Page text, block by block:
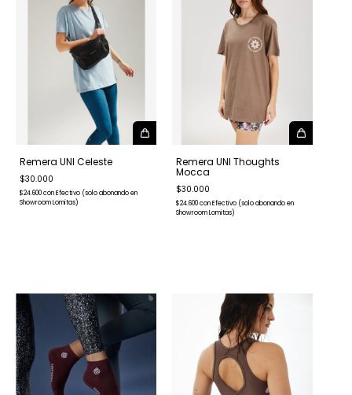
Remera UNI Celeste
$30.000
$24.600conEfectivo (solo abonando en
Showroom Lomitas)
Remera UNI Thoughts
Mocca
$30.000
$24.600conEfectivo (solo abonando en
Showroom Lomitas)